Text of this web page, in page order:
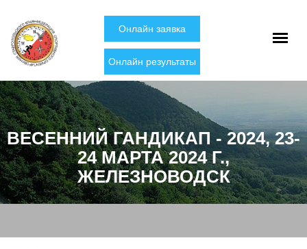
Онлайн заявка
Онлайн результаты
ВЕСЕННИЙ ГАНДИКАП - 2024, 23-
24 МАРТА 2024 Г.,
ЖЕЛЕЗНОВОДСК